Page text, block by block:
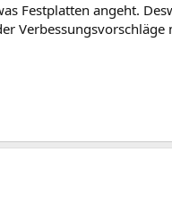
Festplatten angeht.
Verbessungsvorschläge